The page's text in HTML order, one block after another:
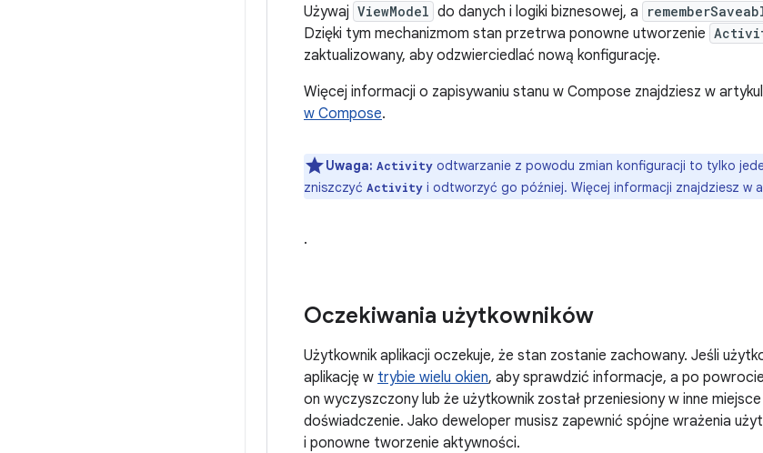
Używaj ViewModel do danych i logiki biznesowej, a
Dzięki tym mechanizmom stan przetrwa ponowne utworzenie
zaktualizowany, aby odzwierciedlać nową konfigurację.
Więcej informacji o zapisywaniu stanu w Compose znajdziesz w
w Compose.
Uwaga: Activity odtwarzanie z powodu zmian konfiguracji to tylko
zniszczyć Activity i odtworzyć go później. Więcej informacji znajdziesz w
.
Oczekiwania użytkowników
Użytkownik aplikacji oczekuje, że stan zostanie zachowany. Jeśli
aplikację w trybie wielu okien, aby sprawdzić informacje, a po
on wyczyszczony lub że użytkownik został przeniesiony w inne
doświadczenie. Jako deweloper musisz zapewnić spójne wrażenia
i ponowne tworzenie aktywności.